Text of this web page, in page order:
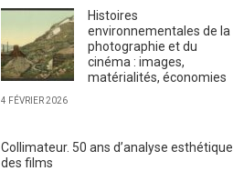
Histoires
environnementales de la
photographie et du
cinéma : images,
matérialités, économies
4 FÉVRIER 2026
Collimateur. 50 ans d’analyse esthétique
des films